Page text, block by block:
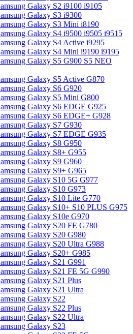
Galaxy S2 i9100 i9105
Galaxy S3 i9300
Galaxy S3 Mini i8190
Galaxy S4 i9500 i9505 i9515
Galaxy S4 Active i9295
Galaxy S4 Mini i9190 i9195
Galaxy S5 G900 S5 NEO
Galaxy S5 Active G870
Galaxy S6 G920
Galaxy S5 Mini G800
Galaxy S6 EDGE G925
Galaxy S6 EDGE+ G928
Galaxy S7 G930
Galaxy S7 EDGE G935
Galaxy S8 G950
Galaxy S8+ G955
Galaxy S9 G960
Galaxy S9+ G965
Galaxy S10 5G G977
Galaxy S10 G973
Galaxy S10 Lite G770
Galaxy S10+ S10 PLUS G975
Galaxy S10e G970
Galaxy S20 FE G780
Galaxy S20 G980
Galaxy S20 Ultra G988
Galaxy S20+ G985
Galaxy S21 G991
Galaxy S21 FE 5G G990
Galaxy S21 Plus
Galaxy S21 Ultra
Galaxy S22
Galaxy S22 Plus
Galaxy S22 Ultra
Galaxy S23